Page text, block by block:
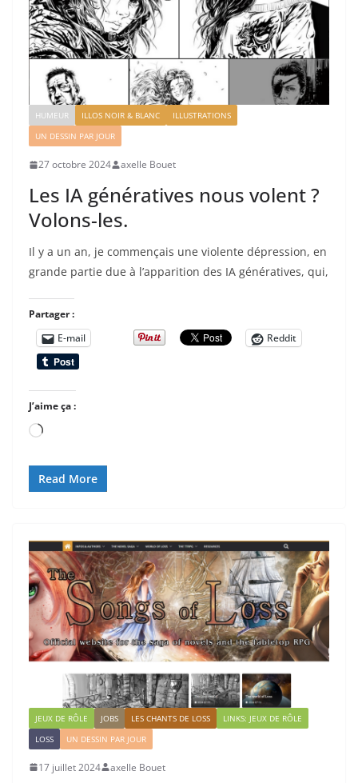
HUMEUR ILLOS NOIR & BLANC
ILLUSTRATIONS
UN DESSIN PAR JOUR
27 octobre 2024 axelle Bouet
Les IA génératives nous volent ?
Volons-les.
Il y a un an, je commençais une violente dépression, en
grande partie due à l’apparition des IA génératives, qui,
Partager :
E-mail
Reddit
J’aime ça :
Chargement…
Read More
JEUX DE RÔLE JOBS LES CHANTS DE LOSS
LINKS: JEUX DE RÔLE
LOSS
UN DESSIN PAR JOUR
17 juillet 2024 axelle Bouet